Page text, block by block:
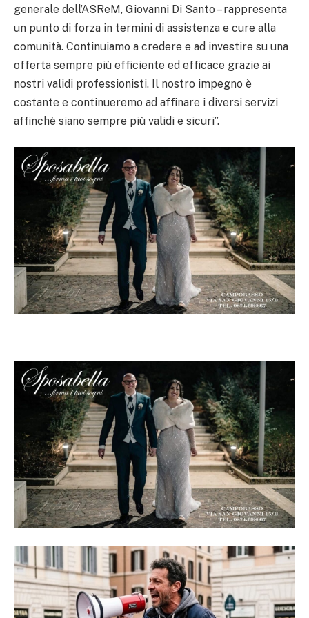
generale dell’ASReM, Giovanni Di Santo – rappresenta
un punto di forza in termini di assistenza e cure alla
comunità. Continuiamo a credere e ad investire su una
offerta sempre più efficiente ed efficace grazie ai
nostri validi professionisti. Il nostro impegno è
costante e continueremo ad affinare i diversi servizi
affinchè siano sempre più validi e sicuri”.